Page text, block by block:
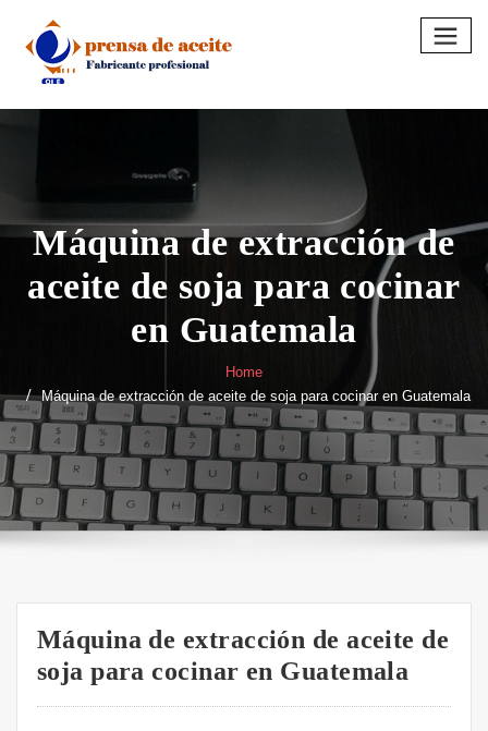
content
Máquina de extracción de
aceite de soja para cocinar
en Guatemala
Home
Máquina de extracción de aceite de soja para cocinar en Guatemala
Máquina de extracción de aceite de
soja para cocinar en Guatemala